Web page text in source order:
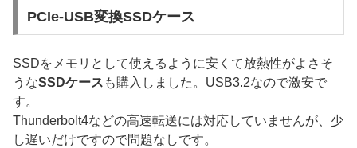
PCIe-USB変換SSDケース
SSDをメモリとして使えるように安くて放熱性がよさそ
うなSSDケース も購入しました。USB3.2なので激安で
す。
Thunderbolt4などの高速転送には対応していませんが、少
し遅いだけですので問題なしです。